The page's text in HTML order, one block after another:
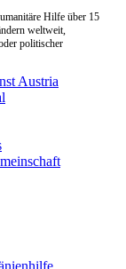
Hilfe über 15
weltweit,
politischer
Austria